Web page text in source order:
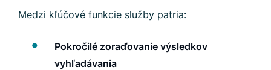
Medzi kľúčové funkcie služby patria:
Pokročilé zoraďovanie výsledkov
vyhľadávania